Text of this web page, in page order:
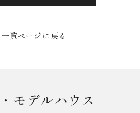
一覧ページに戻る
モデルハウス